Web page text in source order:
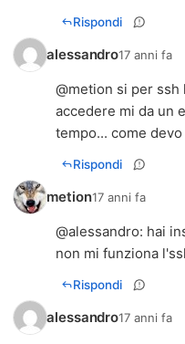
Rispondi
alessandro17 anni fa
@metion si per
accedere mi da un
tempo... come
Rispondi
metion17 anni fa
@alessandro: hai
non mi funziona
Rispondi
alessandro17 anni fa